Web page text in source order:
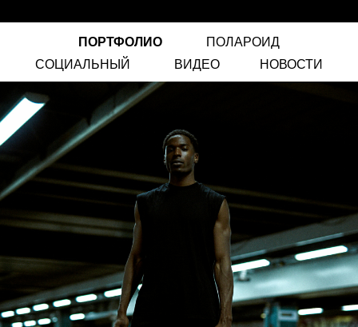
ПОРТФОЛИО
ПОЛАРОИД
СОЦИАЛЬНЫЙ
ВИДЕО НОВОСТИ